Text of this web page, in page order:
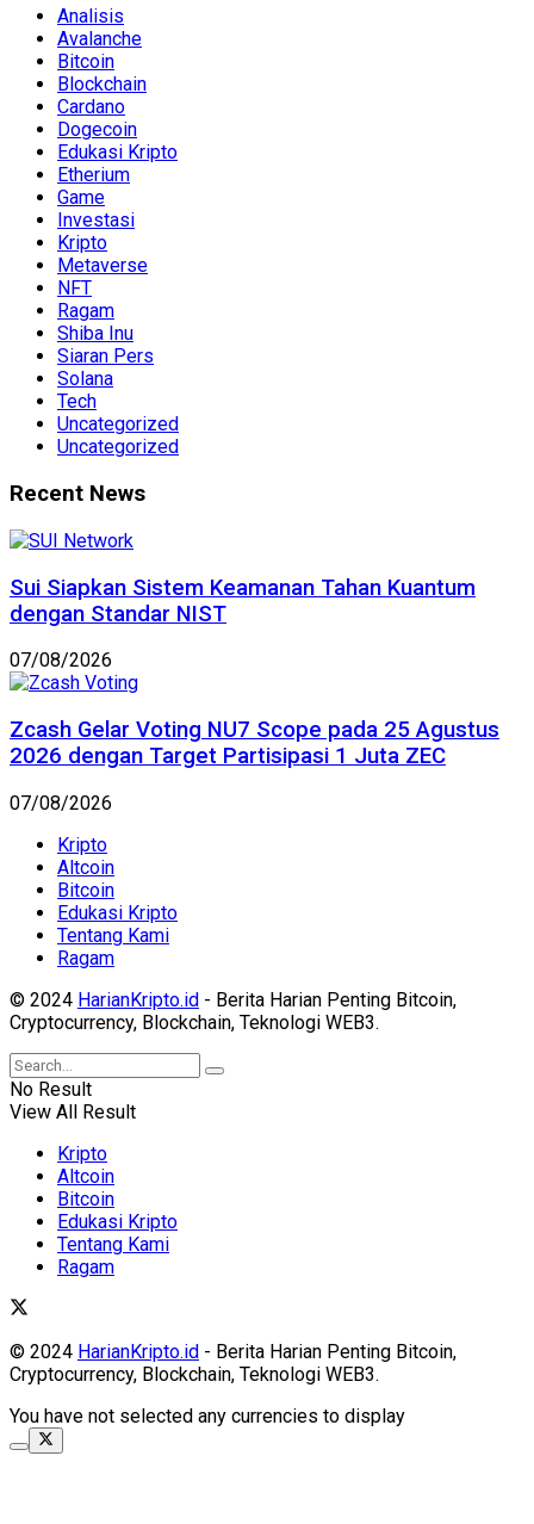
Analisis
Avalanche
Bitcoin
Blockchain
Cardano
Dogecoin
Edukasi Kripto
Etherium
Game
Investasi
Kripto
Metaverse
NFT
Ragam
Shiba Inu
Siaran Pers
Solana
Tech
Uncategorized
Uncategorized
Recent News
Sui Siapkan Sistem Keamanan Tahan Kuantum
dengan Standar NIST
07/08/2026
Zcash Gelar Voting NU7 Scope pada 25 Agustus
2026 dengan Target Partisipasi 1 Juta ZEC
07/08/2026
Kripto
Altcoin
Bitcoin
Edukasi Kripto
Tentang Kami
Ragam
© 2024 HarianKripto.id - Berita Harian Penting Bitcoin,
Cryptocurrency, Blockchain, Teknologi WEB3.
No Result
View All Result
Kripto
Altcoin
Bitcoin
Edukasi Kripto
Tentang Kami
Ragam
© 2024 HarianKripto.id - Berita Harian Penting Bitcoin,
Cryptocurrency, Blockchain, Teknologi WEB3.
You have not selected any currencies to display